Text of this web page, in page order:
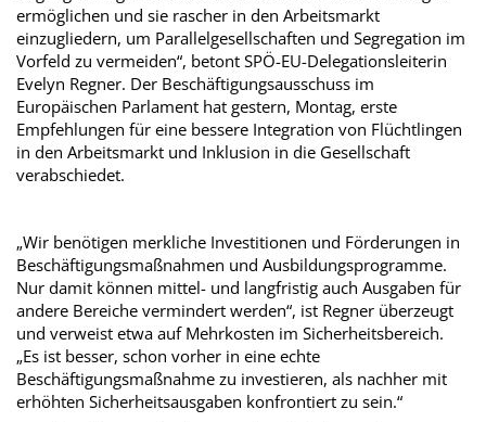
ermöglichen und sie rascher in den Arbeitsmarkt
einzugliedern, um Parallelgesellschaften und Segregation im
Vorfeld zu vermeiden“, betont SPÖ-EU-Delegationsleiterin
Evelyn Regner. Der Beschäftigungsausschuss im
Europäischen Parlament hat gestern, Montag, erste
Empfehlungen für eine bessere Integration von Flüchtlingen
in den Arbeitsmarkt und Inklusion in die Gesellschaft
verabschiedet.
„Wir benötigen merkliche Investitionen und Förderungen in
Beschäftigungsmaßnahmen und Ausbildungsprogramme.
Nur damit können mittel- und langfristig auch Ausgaben für
andere Bereiche vermindert werden“, ist Regner überzeugt
und verweist etwa auf Mehrkosten im Sicherheitsbereich.
„Es ist besser, schon vorher in eine echte
Beschäftigungsmaßnahme zu investieren, als nachher mit
erhöhten Sicherheitsausgaben konfrontiert zu sein.“